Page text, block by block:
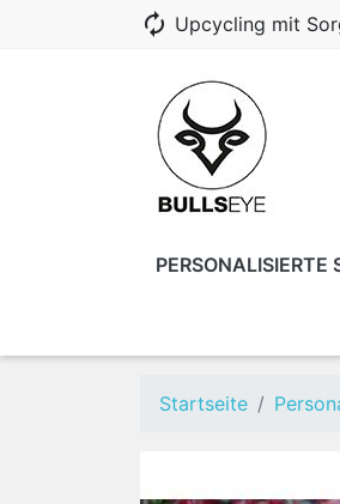
autorenew Upcycling mit
PERSONALISIERTE
EINZELHÄNDLER
DOSEN
Dosen ohne Gravur
Gravierte Dosen
REGALSTÜTZEN
Startseite